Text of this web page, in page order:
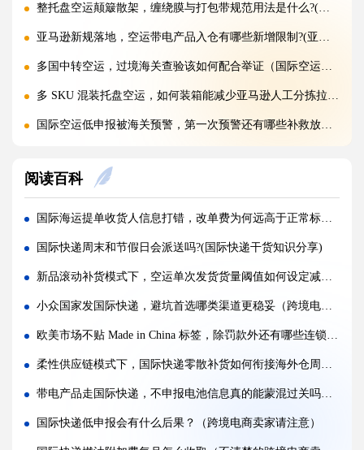
整托盘空运颠簸散架，缠绕膜与打包带规范用法是什么?(国际空运干货知识分享)
亚马逊新规落地，空运带电产品入仓有哪些新增限制?(亚马逊卖家请注意)
多国中转空运，过境海关查验该如何配合举证（国际空运干货知识分享）
多 SKU 混装托盘空运，如何装箱能减少亚马逊人工分拣拉长上架时长?(国际空运干货知识分享)
国际空运低申报被海关预警，第一次预警还有哪些补救放行办法(外贸人请注意)
亚马逊入仓排队，空派如何缩短上架等待时间?(亚马逊卖家必看篇)
跨境电商 FBA 空运，自主 VAT 清关和集体包税清关分别适配什么场景（亚马逊卖家请注意）
凌晨落地的红眼航班空运，末端机场分拣会额外拉长多久派送时效?(不清楚的外贸人看过来)
国际空运附加费有哪些（燃油、安检、操作费一览）
国际空运运价经常波动（影响空运价格的核心因素）
深圳盐田、蛇口、南沙港口海运出货，码头操作流程有何差异?(国际海运干货知识分享)
超长超宽货物走海运，提前需要向船公司申请哪些特殊许可?(不清楚的外贸人看过来)
受潮货物海运集装箱如何防潮，哪些防潮方案性价比最高?(国际海运干货知识分享)
海运货物查验后，多久可以完成放行，货代可以加速处理吗?(国际海运干货知识分享)
阅读百科
国际海运提单收货人信息打错，改单费为何远高于正常标准（不清楚的跨境电商卖家看过来）
国际快递周末和节假日会派送吗?(国际快递干货知识分享)
新品滚动补货模式下，空运单次发货货量阈值如何设定减少资金占用（跨境买家必看篇）
小众国家发国际快递，避坑首选哪类渠道更稳妥（跨境电商卖家请注意）
欧美市场不贴 Made in China 标签，除罚款外还有哪些连锁后果（跨境电商卖家请注意）
柔性供应链模式下，国际快递零散补货如何衔接海外仓周转库存（跨境物流干货知识分享）
带电产品走国际快递，不申报电池信息真的能蒙混过关吗（跨境电商卖家请注意）
国际快递低申报会有什么后果？（跨境电商卖家请注意）